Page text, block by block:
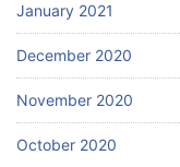
January 2021
December 2020
November 2020
October 2020